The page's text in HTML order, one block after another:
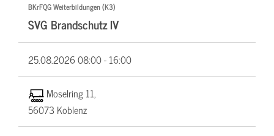
BKrFQG Weiterbildungen (K3)
SVG Brandschutz IV
25.08.202608:00 - 16:00
Moselring 11,
56073 Koblenz